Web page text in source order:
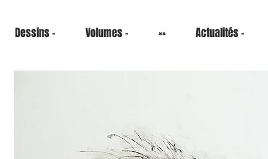
Dessins - Volumes - ×× Actualités -